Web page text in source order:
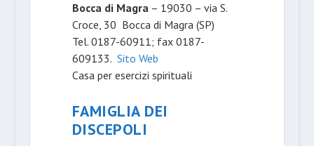
Bocca di Magra– 19030 – via S.
Croce, 30 Bocca di Magra (SP)
Tel. 0187-60911; fax 0187-
609133. Sito Web
Casa per esercizi spirituali
FAMIGLIA DEI
DISCEPOLI